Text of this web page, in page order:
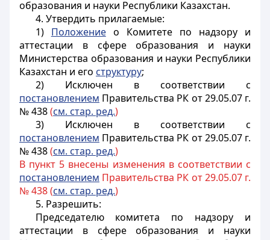
образования и науки Республики Казахстан.
4. Утвердить прилагаемые:
1) Положениео Комитете по надзору и
аттестации в сфере образования и науки
Министерства образования и науки Республики
Казахстан и его структуру;
2) Исключен в соответствии с
постановлением Правительства РК от 29.05.07 г.
№ 438(см. стар. ред.)
3) Исключен в соответствии с
постановлением Правительства РК от 29.05.07 г.
№ 438(см. стар. ред.)
В пункт 5 внесены изменения в соответствии с
постановлением Правительства РК от 29.05.07 г.
№ 438 (см. стар. ред.)
5. Разрешить:
Председателю комитета по надзору и
аттестации в сфере образования и науки